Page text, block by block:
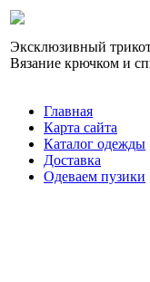
Эксклюзивный
Вязание крючком и
Главная
Карта сайта
Каталог одежды
Доставка
Одеваем пузики